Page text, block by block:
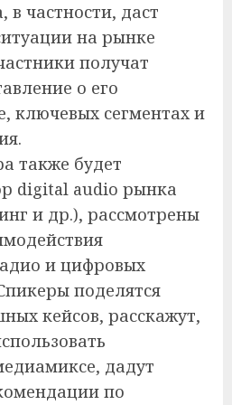
частности, даст
на рынке
получат
о его
ключевых сегментах и
также будет
digital audio рынка
и др.), рассмотрены
и цифровых
поделятся
кейсов, расскажут,
дадут
по